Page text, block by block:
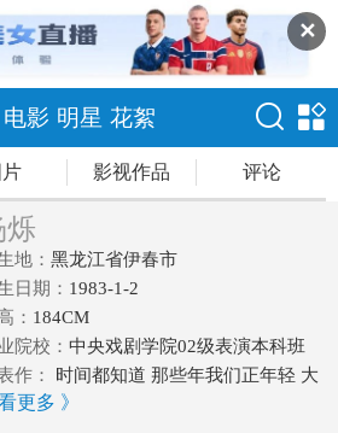
✕
电影 明星 花絮
片 影视作品 评论
烁
地： 黑龙江省伊春市
日期： 1983-1-2
： 184CM
院校： 中央戏剧学院02级表演本科班
作：
时间都知道 那些年我们正年轻 大
河 生死线 刀客家族的女人 神犬奇兵 欢
更多 》